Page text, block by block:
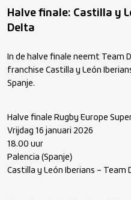
Halve finale: Castilla y
Delta
In de halve finale neemt Team
franchise Castilla y León
Spanje.
Halve finale Rugby Europe
Vrijdag 16 januari 2026
18.00 uur
Palencia (Spanje)
Castilla y León Iberians – Team